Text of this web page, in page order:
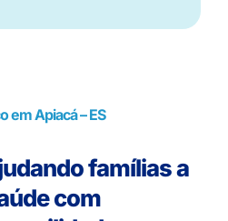
em Apiacá – ES
famílias a
com